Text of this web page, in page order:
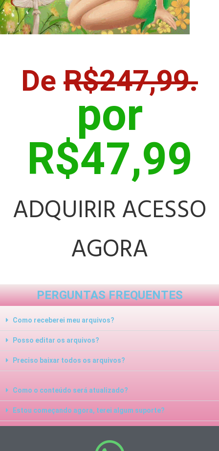
De R$247,99.
por
R$47,99
ADQUIRIR ACESSO
AGORA
PERGUNTAS FREQUENTES
Como receberei meu arquivos?
Posso editar os arquivos?
Preciso baixar todos os arquivos?
Como o conteúdo será atualizado?
Estou começando agora, terei algum suporte?